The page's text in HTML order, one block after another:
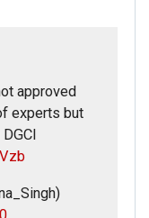
approved
experts but